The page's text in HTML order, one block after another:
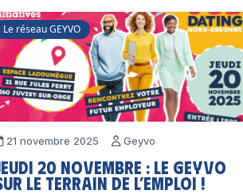
Le réseau GEYVO
21 novembre 2025 Geyvo
20 novembre : le GEYVO
le terrain de l’emploi !